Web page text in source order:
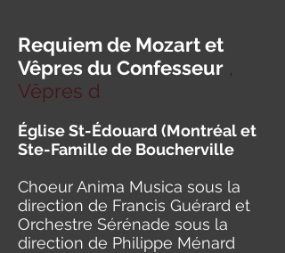
Requiem de Mozart et
Vêpres du Confesseur ,
Vêpres d
Église St-Édouard (Montréal et
Ste-Famille de Boucherville
Choeur Anima Musica sous la
direction de Francis Guérard et
Orchestre Sérénade sous la
direction de Philippe Ménard